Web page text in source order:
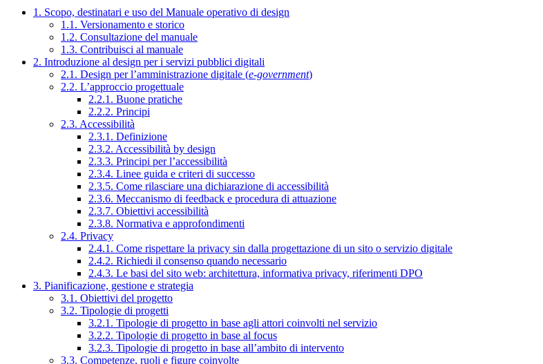
1. Scopo, destinatari e uso del Manuale operativo di design
1.1. Versionamento e storico
1.2. Consultazione del manuale
1.3. Contribuisci al manuale
2. Introduzione al design per i servizi pubblici digitali
2.1. Design per l’amministrazione digitale (e-government)
2.2. L’approccio progettuale
2.2.1. Buone pratiche
2.2.2. Principi
2.3. Accessibilità
2.3.1. Definizione
2.3.2. Accessibilità by design
2.3.3. Principi per l’accessibilità
2.3.4. Linee guida e criteri di successo
2.3.5. Come rilasciare una dichiarazione di accessibilità
2.3.6. Meccanismo di feedback e procedura di attuazione
2.3.7. Obiettivi accessibilità
2.3.8. Normativa e approfondimenti
2.4. Privacy
2.4.1. Come rispettare la privacy sin dalla progettazione di un sito o servizio digitale
2.4.2. Richiedi il consenso quando necessario
2.4.3. Le basi del sito web: architettura, informativa privacy, riferimenti DPO
3. Pianificazione, gestione e strategia
3.1. Obiettivi del progetto
3.2. Tipologie di progetti
3.2.1. Tipologie di progetto in base agli attori coinvolti nel servizio
3.2.2. Tipologie di progetto in base al focus
3.2.3. Tipologie di progetto in base all’ambito di intervento
3.3. Competenze, ruoli e figure coinvolte